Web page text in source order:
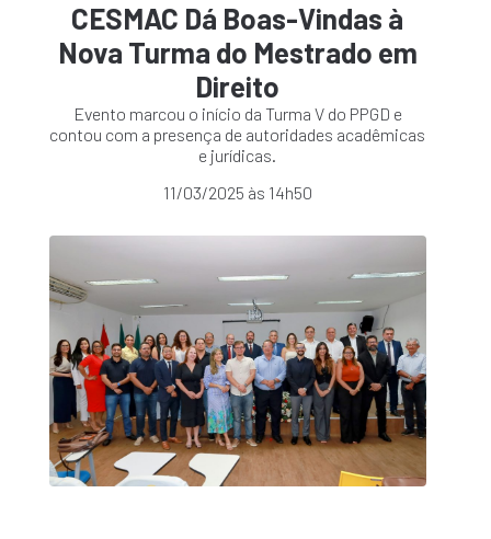
CESMAC Dá Boas-Vindas à
Nova Turma do Mestrado em
Direito
Evento marcou o início da Turma V do PPGD e
contou com a presença de autoridades acadêmicas
e jurídicas.
11/03/2025 às 14h50